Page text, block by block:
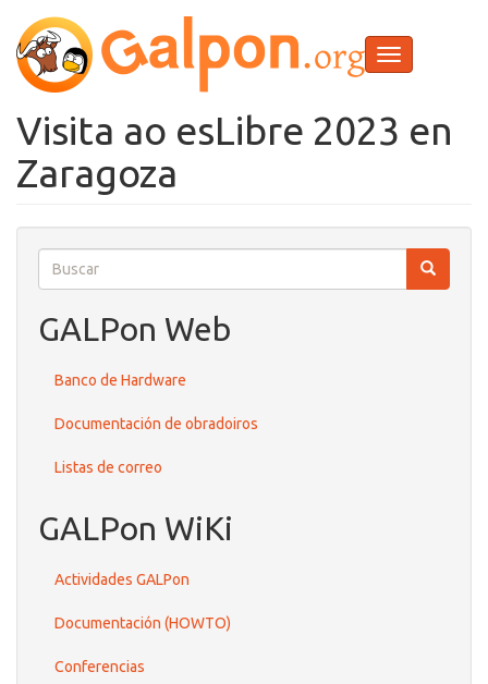
contido
principal
Toggle
navigation
Visita ao esLibre 2023 en
Zaragoza
Buscar
Buscar
GALPon Web
Banco de Hardware
Documentación de obradoiros
Listas de correo
GALPon WiKi
Actividades GALPon
Documentación (HOWTO)
Conferencias